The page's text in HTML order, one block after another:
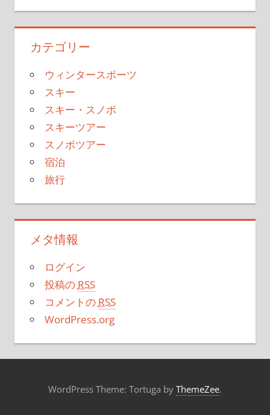
カテゴリー
ウィンタースポーツ
スキー
スキー・スノボ
スキーツアー
スノボツアー
宿泊
旅行
メタ情報
ログイン
投稿の RSS
コメントの RSS
WordPress.org
WordPress Theme: Tortuga by ThemeZee.